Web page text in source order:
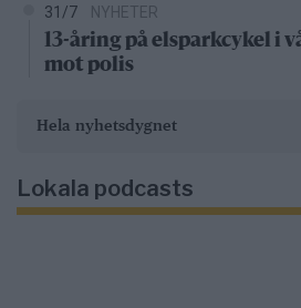
31/7 NYHETER
13-åring på elsparkcykel i
mot polis
Hela nyhetsdygnet
Lokala podcasts